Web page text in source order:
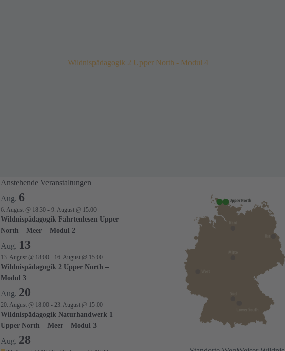
Wildnispädagogik 2 Upper North - Modul 4
Anstehende Veranstaltungen
Aug. 6
6. August @ 18:30 - 9. August @ 15:00
Wildnispädagogik Fährtenlesen Upper
North – Meer – Modul 2
Aug. 13
13. August @ 18:00 - 16. August @ 15:00
Wildnispädagogik 2 Upper North –
Modul 3
Aug. 20
20. August @ 18:00 - 23. August @ 15:00
Wildnispädagogik Naturhandwerk 1
Upper North – Meer – Modul 3
Aug. 28